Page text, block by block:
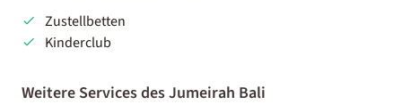
Zustellbetten
Kinderclub
Weitere Services des Jumeirah Bali